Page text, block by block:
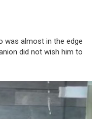
was almost in the edge
did not wish him to